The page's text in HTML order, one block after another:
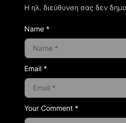
Η ηλ. διεύθυνση σας δεν
Your Comment *
Name *
Email *